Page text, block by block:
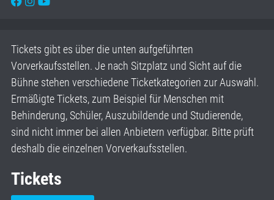
Tickets gibt es über die unten aufgeführten
Vorverkaufsstellen. Je nach Sitzplatz und Sicht auf die
Bühne stehen verschiedene Ticketkategorien zur Auswahl.
Ermäßigte Tickets, zum Beispiel für Menschen mit
Behinderung, Schüler, Auszubildende und Studierende,
sind nicht immer bei allen Anbietern verfügbar. Bitte prüft
deshalb die einzelnen Vorverkaufsstellen.
Tickets